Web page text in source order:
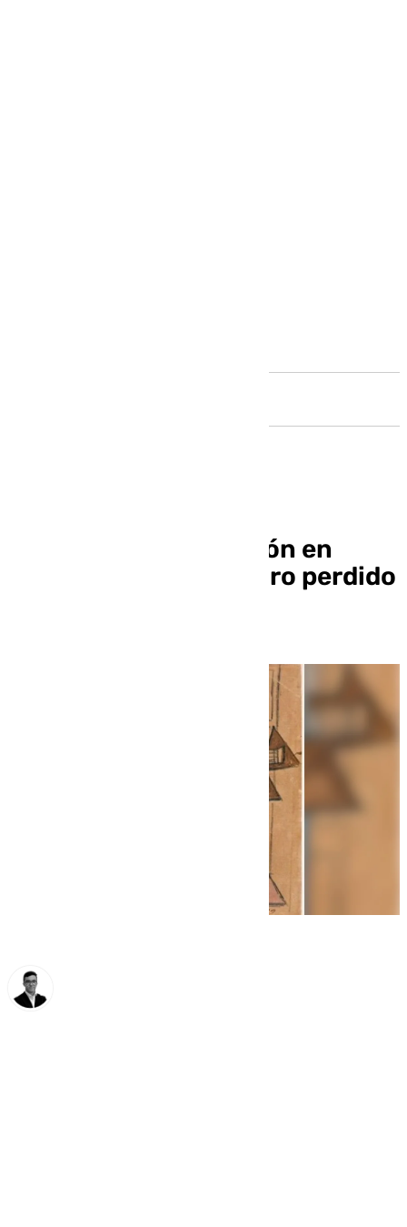
Sorpresa y expectación en
Deifontes por el cuadro perdido